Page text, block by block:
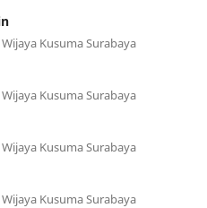
Kusuma Surabaya
Kusuma Surabaya
Kusuma Surabaya
Kusuma Surabaya